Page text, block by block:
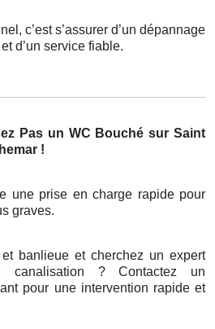
c’est s’assurer d’un dépannage
d’un service fiable.
Pas un WC Bouché sur Saint
!
une prise en charge rapide pour
graves.
banlieue et cherchez un expert
canalisation ? Contactez un
pour une intervention rapide et